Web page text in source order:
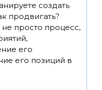
создать
продвигать?
просто процесс,
его
его позиций в